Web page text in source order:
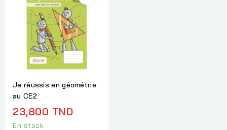
Je réussis en géométrie
au CE2
23,800 TND
En stock